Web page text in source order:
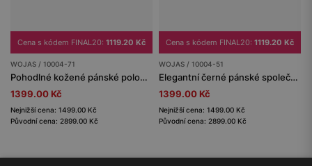
Cena s kódem FINAL20: 1119.20 Kč
WOJAS / 10004-71
Pohodlné kožené pánské polobotky černé s širokým podpatkem
1399.00 Kč
Nejnižší cena: 1499.00 Kč
Původní cena: 2899.00 Kč
Cena s kódem FINAL20: 1119.20 Kč
WOJAS / 10004-51
Elegantní černé pánské společenské boty z hladké kůže
1399.00 Kč
Nejnižší cena: 1499.00 Kč
Původní cena: 2899.00 Kč